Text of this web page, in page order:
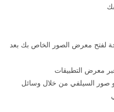
لفتح معرض الصور الخاص بك بعد
معرض التطبيقات
صور السيلفي من خلال وسائل